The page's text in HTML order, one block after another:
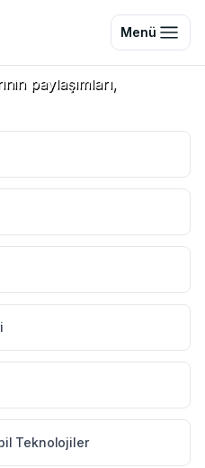
Menü
Platformu
paylaşımları,
Teknolojiler